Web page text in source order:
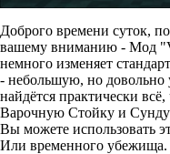
Доброго времени суток,
вашему вниманию - Мод
немного изменяет
- небольшую, но довольно
найдётся практически
Варочную Стойку и
Вы можете использовать
Или временного убежища.